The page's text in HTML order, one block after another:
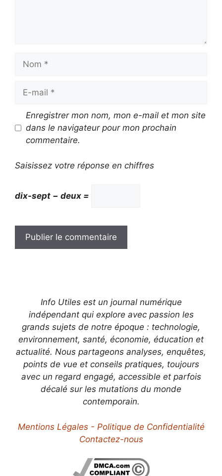
Nom
Enregistrer mon nom, mon e-mail et mon site
dans le navigateur pour mon prochain
commentaire.
Saisissez votre réponse en chiffres
dix-sept − deux =
Info Utiles est un journal numérique
indépendant qui explore avec passion les
grands sujets de notre époque : technologie,
environnement, santé, économie, éducation et
actualité. Nous partageons analyses, enquêtes,
points de vue et conseils pratiques, toujours
avec un regard engagé, accessible et parfois
décalé sur les mutations du monde
contemporain.
Mentions Légales - Politique de Confidentialité
Contactez-nous